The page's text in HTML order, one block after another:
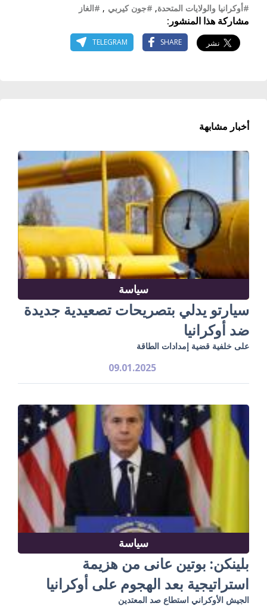
#أوكرانيا والولايات المتحدة, #جون كيربي , #الغاز
مشاركة هذا المنشور:
SHARE
TELEGRAM
أخبار مشابهة
سياسة
سيارتو يدلي بتصريحات تصعيدية جديدة
ضد أوكرانيا
على خلفية قضية إمدادات الطاقة
09.01.2025
سياسة
بلينكن: بوتين عانى من هزيمة
استراتيجية بعد الهجوم على أوكرانيا
الجيش الأوكراني استطاع صد المعتدين